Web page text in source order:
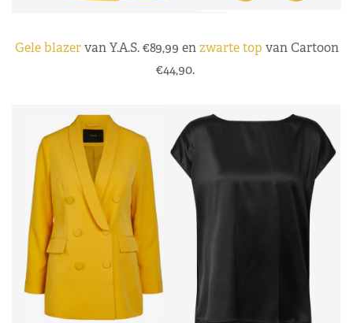
Gele blazervan Y.A.S. €89,99 enzwarte top van Cartoon
€44,90.